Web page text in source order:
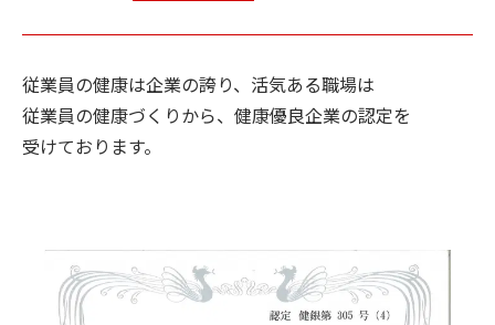
従業員の健康は企業の誇り、活気ある職場は
従業員の健康づくりから、健康優良企業の認定を
受けております。